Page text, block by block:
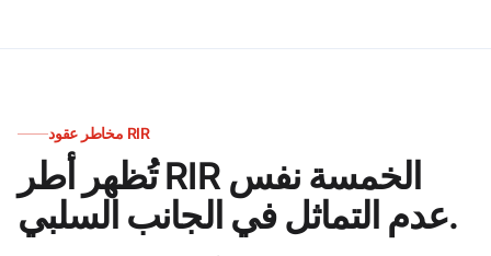
مخاطر عقود RIR
تُظهر أطر RIR الخمسة نفس
عدم التماثل في الجانب السلبي.